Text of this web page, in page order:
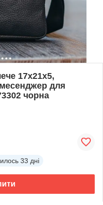
17х21х5,
для
чорна
33 дні